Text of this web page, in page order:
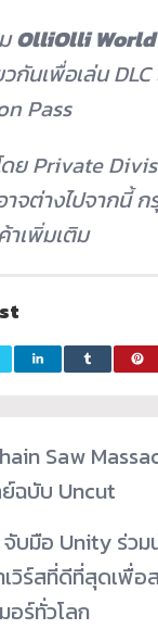
OlliOlli World
นเพื่อเล่น DLC
Pass
ยPrivate
จต่างไปจากนี้
าเพิ่มเติม
Saw
ฉบับ Uncut
บมือ Unity ร่วม
เวิร์สที่ดีที่สุดเพื่อ
อร์ทั่วโลก